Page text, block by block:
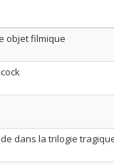
objet filmique
dans la trilogie